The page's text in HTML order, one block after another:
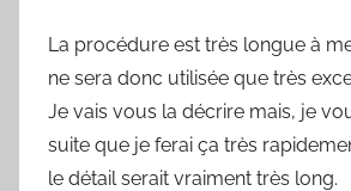
La procédure est très longue à
ne sera donc utilisée que très
Je vais vous la décrire mais, je
suite que je ferai ça très
le détail serait vraiment très long.